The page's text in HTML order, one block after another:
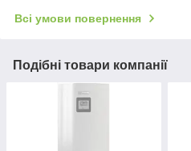
Всі умови повернення
Подібні товари компанії